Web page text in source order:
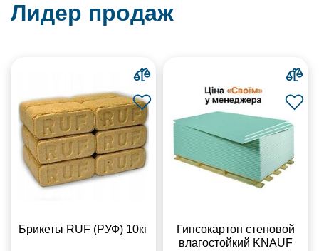
Лидер продаж
Брикеты RUF (РУФ) 10кг
Гипсокартон стеновой
влагостойкий KNAUF